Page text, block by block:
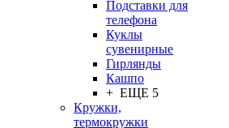
Подставки для
телефона
Куклы
сувенирные
Гирлянды
Кашпо
+ ЕЩЕ 5
Кружки,
термокружки